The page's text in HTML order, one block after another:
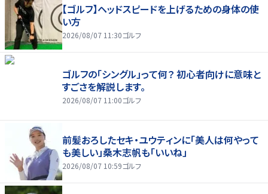
【ゴルフ】ヘッドスピードを上げるための身体の使
い方
2026/08/07 11:30ゴルフ
ゴルフの「シングル」って何？ 初心者向けに意味と
すごさを解説します。
2026/08/07 11:00ゴルフ
前髪おろしたセキ・ユウティンに「美人は何やって
も美しい」桑木志帆も「いいね」
2026/08/07 10:59ゴルフ